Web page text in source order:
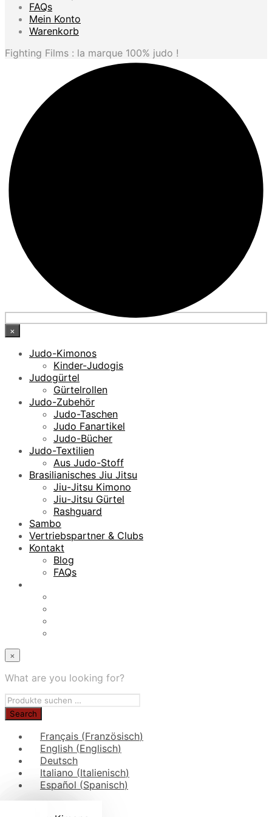
FAQs
Mein Konto
Warenkorb
Fighting Films : la marque 100% judo !
×
Judo-Kimonos
Kinder-Judogis
Judogürtel
Gürtelrollen
Judo-Zubehör
Judo-Taschen
Judo Fanartikel
Judo-Bücher
Judo-Textilien
Aus Judo-Stoff
Brasilianisches Jiu Jitsu
Jiu-Jitsu Kimono
Jiu-Jitsu Gürtel
Rashguard
Sambo
Vertriebspartner & Clubs
Kontakt
Blog
FAQs
×
What are you looking for?
Français (Französisch)
English (Englisch)
Deutsch
Italiano (Italienisch)
Español (Spanisch)